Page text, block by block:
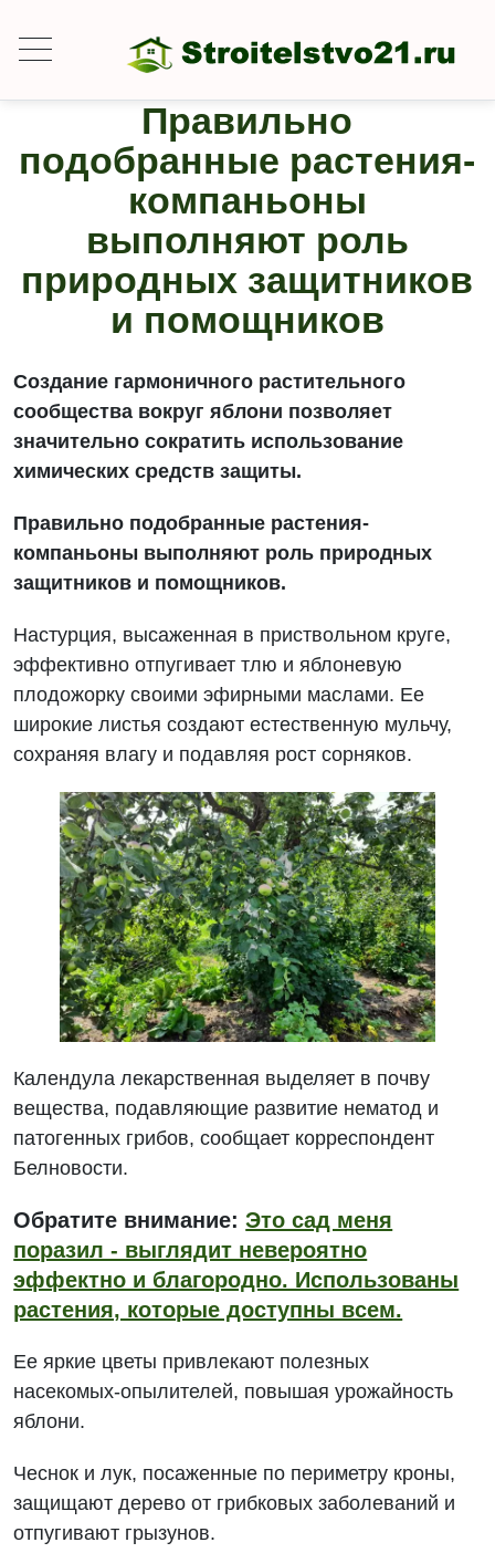
Правильно
подобранные растения-
компаньоны
выполняют роль
природных защитников
и помощников
Создание гармоничного растительного
сообщества вокруг яблони позволяет
значительно сократить использование
химических средств защиты.
Правильно подобранные растения-
компаньоны выполняют роль природных
защитников и помощников.
Настурция, высаженная в приствольном круге,
эффективно отпугивает тлю и яблоневую
плодожорку своими эфирными маслами. Ее
широкие листья создают естественную мульчу,
сохраняя влагу и подавляя рост сорняков.
Календула лекарственная выделяет в почву
вещества, подавляющие развитие нематод и
патогенных грибов, сообщает корреспондент
Белновости.
Обратите внимание:Это сад меня
поразил - выглядит невероятно
эффектно и благородно. Использованы
растения, которые доступны всем.
Ее яркие цветы привлекают полезных
насекомых-опылителей, повышая урожайность
яблони.
Чеснок и лук, посаженные по периметру кроны,
защищают дерево от грибковых заболеваний и
отпугивают грызунов.